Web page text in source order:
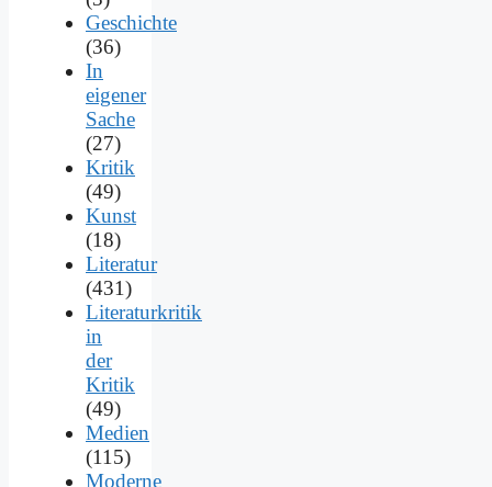
Geschichte
(36)
In
eigener
Sache
(27)
Kritik
(49)
Kunst
(18)
Literatur
(431)
Literaturkritik
in
der
Kritik
(49)
Medien
(115)
Moderne